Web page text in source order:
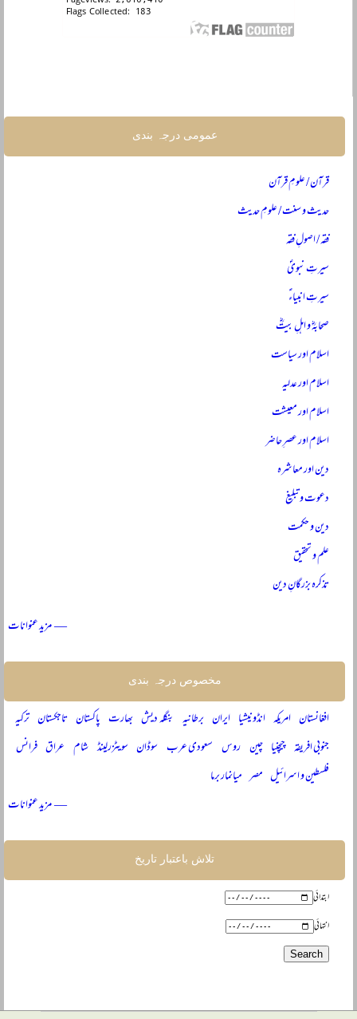
عمومی درجہ بندی
قرآن / علومِ قرآن
حدیث و سنت / علومِ حدیث
فقہ / اصولِ فقہ
سیرتِ نبویؐ
سیرتِ انبیاءؑ
صحابہؓ و اہلِ بیتؓ
اسلام اور سیاست
اسلام اور عدلیہ
اسلام اور معیشت
اسلام اور عصرِ حاضر
دین اور معاشرہ
دعوت و تبلیغ
دین و حکمت
علم و تحقیق
تذکرہ بزرگانِ دین
— مزید عنوانات
مخصوص درجہ بندی
افغانستان امریکہ انڈونیشیا ایران برطانیہ بنگلہ دیش بھارت پاکستان تاجکستان ترکیہ
جنوبی افریقہ چیچنیا چین روس سعودی عرب سوڈان سویٹزرلینڈ شام عراق فرانس
فلسطین و اسرائیل مصر میانمار برما
— مزید عنوانات
تلاش باعتبار تاریخ
ابتدائی
انتہائی